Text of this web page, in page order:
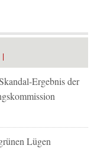
Ergebnis der
Lügen